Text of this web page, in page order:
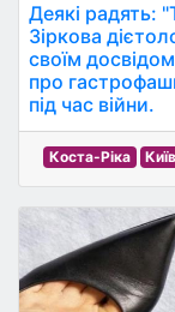
Деякі радять:
Зіркова
своїм
про
під час війни.
Коста-Ріка Київ